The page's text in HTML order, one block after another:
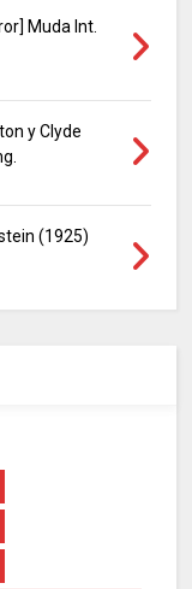
Muda Int.
y Clyde
(1925)